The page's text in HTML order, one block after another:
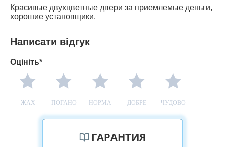
Красивые двухцветные двери за приемлемые деньги,
хорошие установщики.
Написати відгук
Оцініть*
ЖАХ ПОГАНО НОРМА ДОБРЕ ЧУДОВО
ГАРАНТИЯ